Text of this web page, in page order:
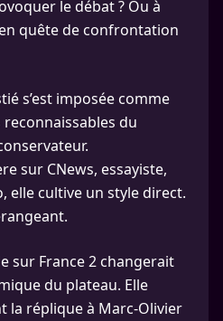
le débat ? Ou à
quête de confrontation
s’est imposée comme
reconnaissables du
sur CNews, essayiste,
elle cultive un style direct.
sur France 2 changerait
du plateau. Elle
la réplique à Marc-Olivier